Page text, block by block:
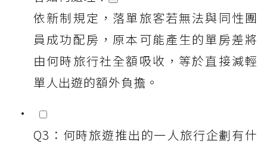
依新制規定，落單旅客若無法與同性團
員成功配房，原本可能產生的單房差將
由何時旅行社全額吸收，等於直接減輕
單人出遊的額外負擔。
Q3：何時旅遊推出的一人旅行企劃有什